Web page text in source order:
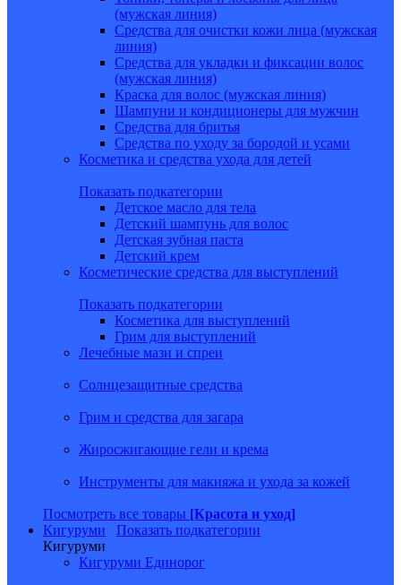
(мужская линия)
Средства для очистки кожи лица (мужская
линия)
Средства для укладки и фиксации волос
(мужская линия)
Краска для волос (мужская линия)
Шампуни и кондиционеры для мужчин
Средства для бритья
Средства по уходу за бородой и усами
Косметика и средства ухода для детей
Показать подкатегории
Детское масло для тела
Детский шампунь для волос
Детская зубная паста
Детский крем
Косметические средства для выступлений
Показать подкатегории
Косметика для выступлений
Грим для выступлений
Лечебные мази и спреи
Солнцезащитные средства
Грим и средства для загара
Жиросжигающие гели и крема
Инструменты для макияжа и ухода за кожей
Посмотреть все товары [Красота и уход]
Кигуруми
Показать подкатегории
Кигуруми
Кигуруми Единорог